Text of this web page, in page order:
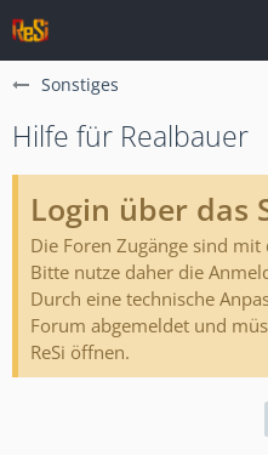
Sonstiges
Hilfe für Realbauer
Login über das
Die Foren Zugänge sind
Bitte nutze daher die
Durch eine technische
Forum abgemeldet und
ReSi öffnen.